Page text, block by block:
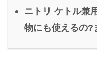
ニトリ ケトル兼
物にも使えるの?